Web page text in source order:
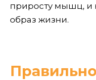
приросту мышц, и
образ жизни.